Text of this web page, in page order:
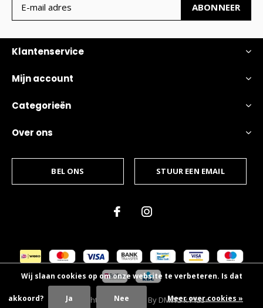
ABONNEER
Klantenservice
Mijn account
Categorieën
Over ons
BEL ONS STUUR EEN EMAIL
© Copyright 2026- Theme By DMWSxPlus+
Wij slaan cookies op om onze website te verbeteren. Is dat
akkoord? Ja Nee Meer over cookies »